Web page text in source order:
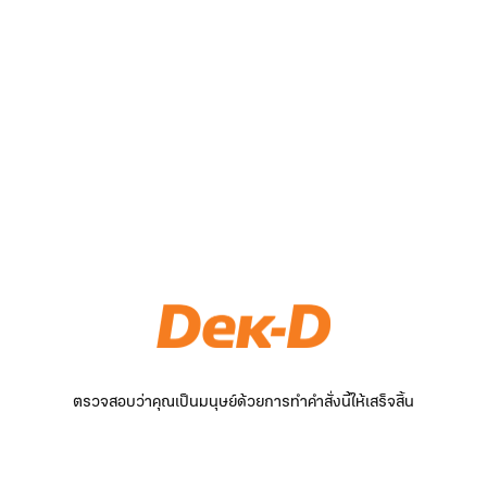
ตรวจสอบว่าคุณเป็นมนุษย์ด้วยการทำคำสั่งนี้ให้เสร็จสิ้น